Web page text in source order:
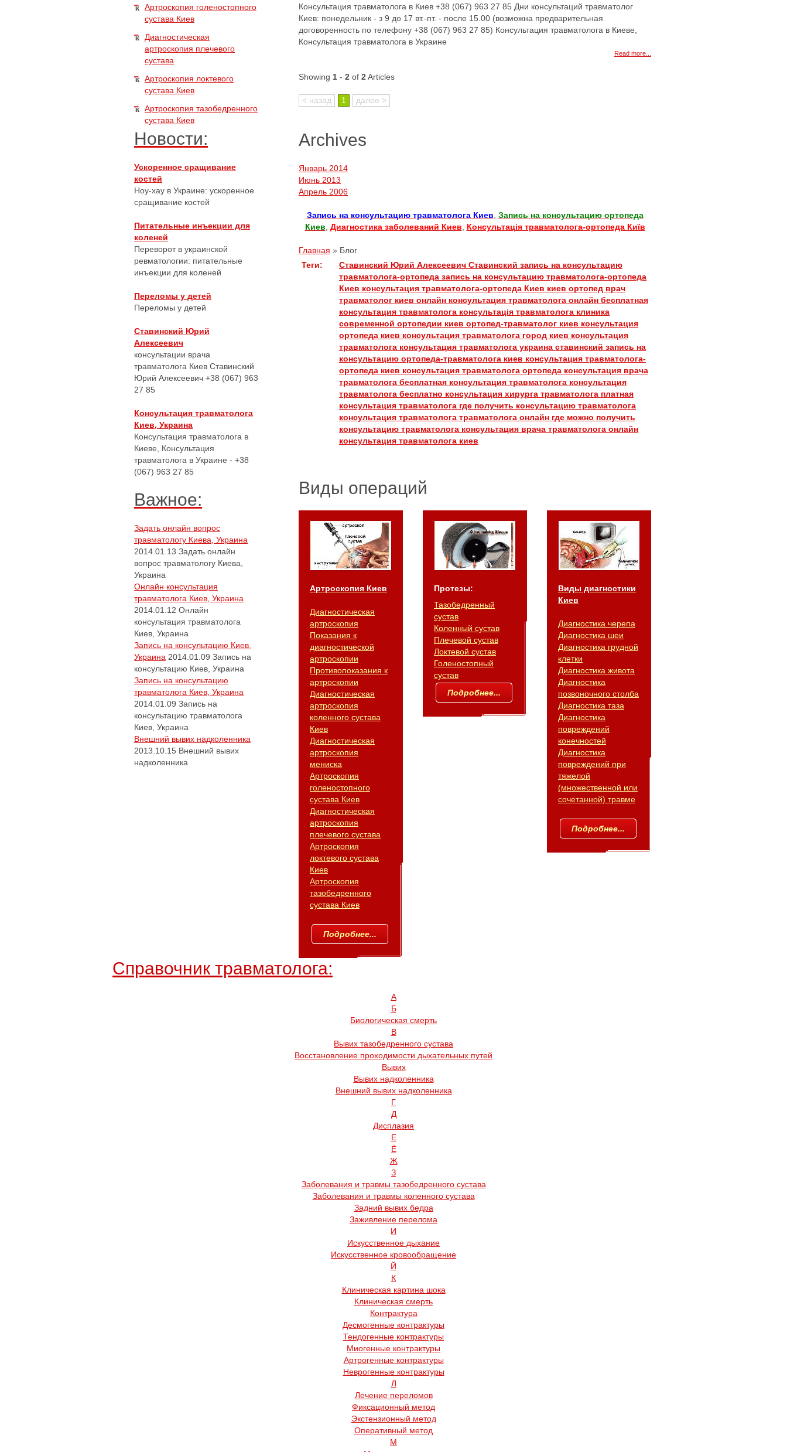
Артроскопия голеностопного
сустава Киев
Диагностическая
артроскопия плечевого
сустава
Артроскопия локтевого
сустава Киев
Артроскопия тазобедренного
сустава Киев
Новости:
Ускоренное сращивание
костей
Ноу-хау в Украине: ускоренное
сращивание костей
Питательные инъекции для
коленей
Переворот в украинской
ревматологии: питательные
инъекции для коленей
Переломы у детей
Переломы у детей
Ставинский Юрий
Алексеевич
консультации врача
травматолога Киев Ставинский
Юрий Алексеевич +38 (067) 963
27 85
Консультация травматолога
Киев, Украина
Консультация травматолога в
Киеве, Консультация
травматолога в Украине - +38
(067) 963 27 85
Важное:
Задать онлайн вопрос
травматологу Киева, Украина
2014.01.13 Задать онлайн
вопрос травматологу Киева,
Украина
Онлайн консультация
травматолога Киев, Украина
2014.01.12 Онлайн
консультация травматолога
Киев, Украина
Запись на консультацию Киев,
Украина 2014.01.09 Запись на
консультацию Киев, Украина
Запись на консультацию
травматолога Киев, Украина
2014.01.09 Запись на
консультацию травматолога
Киев, Украина
Внешний вывих надколенника
2013.10.15 Внешний вывих
надколенника
Консультация травматолога в Киев +38 (067) 963 27 85 Дни консультаций травматолог
Киев: понедельник - з 9 до 17 вт.-пт. - после 15.00 (возможна предварительная
договоренность по телефону +38 (067) 963 27 85) Консультация травматолога в Киеве,
Консультация травматолога в Украине
Read more...
Showing 1 - 2 of 2 Articles
< назад 1 далее >
Archives
Январь 2014
Июнь 2013
Апрель 2006
Запись на консультацию травматолога Киев Запись на консультацию ортопеда
Киев Диагностика заболеваний Киев Консультація травматолога-ортопеда Київ
Главная » Блог
Теги:
Ставинский Юрий Алексеевич Ставинский запись на консультацию
травматолога-ортопеда запись на консультацию травматолога-ортопеда
Киев консультация травматолога-ортопеда Киев киев ортопед врач
травматолог киев онлайн консультация травматолога онлайн бесплатная
консультация травматолога консультація травматолога клиника
современной ортопедии киев ортопед-травматолог киев консультация
ортопеда киев консультация травматолога город киев консультация
травматолога консультация травматолога украина ставинский запись на
консультацию ортопеда-травматолога киев консультация травматолога-
ортопеда киев консультация травматолога ортопеда консультация врача
травматолога бесплатная консультация травматолога консультация
травматолога бесплатно консультация хирурга травматолога платная
консультация травматолога где получить консультацию травматолога
консультация травматолога травматолога онлайн где можно получить
консультацию травматолога консультация врача травматолога онлайн
консультация травматолога киев
Виды операций
Артроскопия Киев
Диагностическая
артроскопия
Показания к
диагностической
артроскопии
Противопоказания к
артроскопии
Диагностическая
артроскопия
коленного сустава
Киев
Диагностическая
артроскопия
мениска
Артроскопия
голеностопного
сустава Киев
Диагностическая
артроскопия
плечевого сустава
Артроскопия
локтевого сустава
Киев
Артроскопия
тазобедренного
сустава Киев
Подробнее...
Протезы:
Тазобедренный
сустав
Коленный сустав
Плечевой сустав
Локтевой сустав
Голеностопный
сустав
Подробнее...
Виды диагностики
Киев
Диагностика черепа
Диагностика шеи
Диагностика грудной
клетки
Диагностика живота
Диагностика
позвоночного столба
Диагностика таза
Диагностика
повреждений
конечностей
Диагностика
повреждений при
тяжелой
(множественной или
сочетанной) травме
Подробнее...
Справочник травматолога:
А
Б
Биологическая смерть
В
Вывих тазобедренного сустава
Восстановление проходимости дыхательных путей
Вывих
Вывих надколенника
Внешний вывих надколенника
Г
Д
Дисплазия
Е
Ё
Ж
З
Заболевания и травмы тазобедренного сустава
Заболевания и травмы коленного сустава
Задний вывих бедра
Заживление перелома
И
Искусственное дыхание
Искусственное кровообращение
Й
К
Клиническая картина шока
Клиническая смерть
Контрактура
Десмогенные контрактуры
Тендогенные контрактуры
Миогенные контрактуры
Артрогенные контрактуры
Неврогенные контрактуры
Л
Лечение переломов
Фиксационный метод
Экстензионный метод
Оперативный метод
М